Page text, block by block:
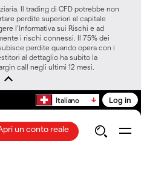
Il trading di CFD potrebbe non
perdite superiori al capitale
l’Informativa sui Rischi e ad
i rischi connessi. Il 75% dei
perdite quando opera con i
al dettaglio ha subito la
call negli ultimi 12 mesi.
Italiano Log in
un conto reale